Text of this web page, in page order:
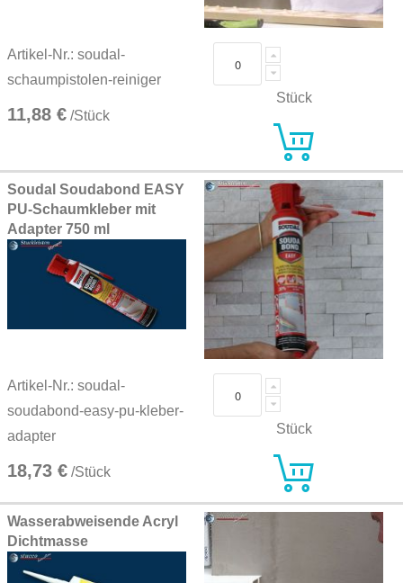
Artikel-Nr.: soudal-
schaumpistolen-reiniger
11,88 € /Stück
Stück
Soudal Soudabond EASY
PU-Schaumkleber mit
Adapter 750 ml
Artikel-Nr.: soudal-
soudabond-easy-pu-kleber-
adapter
18,73 € /Stück
Stück
Wasserabweisende Acryl
Dichtmasse